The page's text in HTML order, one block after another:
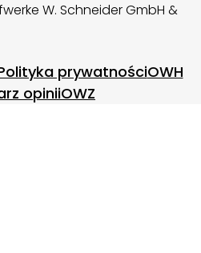
W. Schneider GmbH &
prywatnościOWH
opiniiOWZ